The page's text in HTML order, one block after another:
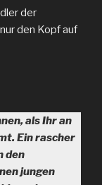
der
den Kopf auf
als Ihr an
Ein rascher
den
jungen